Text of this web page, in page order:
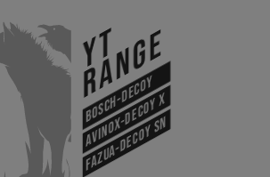
YT
Range
Bosch-Decoy
Avinox-Decoy X
Fazua-Decoy SN